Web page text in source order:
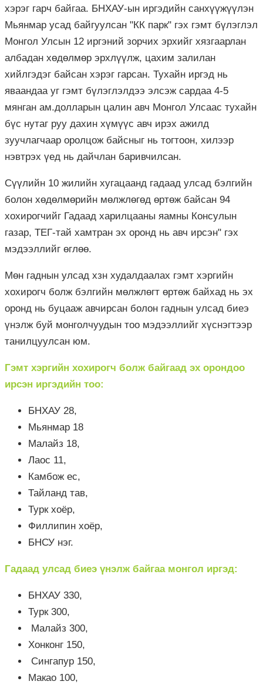
хэрэг гарч байгаа. БНХАУ-ын иргэдийн санхүүжүүлэн
Мьянмар усад байгуулсан "КК парк" гэх гэмт бүлэглэл
Монгол Улсын 12 иргэний зорчих эрхийг хязгаарлан
албадан хөдөлмөр эрхлүүлж, цахим залилан
хийлгэдэг байсан хэрэг гарсан. Тухайн иргэд нь
яваандаа уг гэмт бүлэглэлдээ элсэж сардаа 4-5
мянган ам.долларын цалин авч Монгол Улсаас тухайн
бүс нутаг руу дахин хүмүүс авч ирэх ажилд
зуучлагчаар оролцож байсныг нь тогтоон, хилээр
нэвтрэх үед нь дайчлан баривчилсан.
Сүүлийн 10 жилийн хугацаанд гадаад улсад бэлгийн
болон хөдөлмөрийн мөлжлөгөд өртөж байсан 94
хохирогчийг Гадаад харилцааны яамны Консулын
газар, ТЕГ-тай хамтран эх оронд нь авч ирсэн" гэх
мэдээллийг өглөө.
Мөн гаднын улсад хзн худалдаалах гэмт хэргийн
хохирогч болж бэлгийн мөлжлөгт өртөж байхад нь эх
оронд нь буцааж авчирсан болон гаднын улсад биеэ
үнэлж буй монголчуудын тоо мэдээллийг хүснэгтээр
танилцуулсан юм.
Гэмт хэргийн хохирогч болж байгаад эх орондоо
ирсэн иргэдийн тоо:
БНХАУ 28,
Мьянмар 18
Малайз 18,
Лаос 11,
Камбож ес,
Тайланд тав,
Турк хоёр,
Филлипин хоёр,
БНСУ нэг.
Гадаад улсад биеэ үнэлж байгаа монгол иргэд:
БНХАУ 330,
Турк 300,
Малайз 300,
Хонконг 150,
Сингапур 150,
Макао 100,